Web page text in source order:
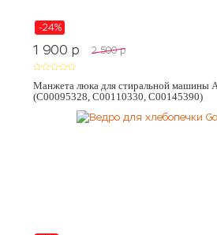
-24%
1 900 p 2 500 p
Манжета люка для стиральной машины
(C00095328, C00110330, C00145390)